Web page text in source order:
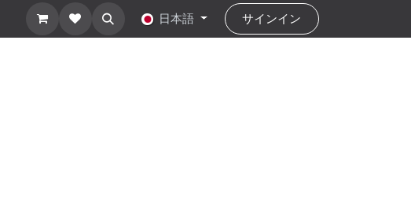
about Us お問い合わせ help
日本語 サインイン